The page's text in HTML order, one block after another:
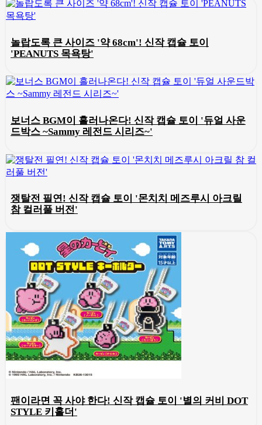
놀랍도록 큰 사이즈 '약 68cm'! 신작 캡슐 토이
'PEANUTS 목욕탕'
보너스 BGM이 흘러나온다! 신작 캡슐 토이 '듀얼 사운
드박스 ~Sammy 레전드 시리즈~'
쟁탈전 필연! 신작 캡슐 토이 '몬치치 메즈루시 아크릴
참 컬러풀 버전'
팬이라면 꼭 사야 한다! 신작 캡슐 토이 '별의 커비 DOT
STYLE 키홀더'